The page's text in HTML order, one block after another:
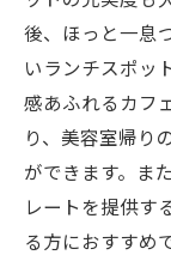
後、ほっと一息
いランチスポッ
感あふれるカフ
り、美容室帰り
ができます。ま
レートを提供す
る方におすすめで